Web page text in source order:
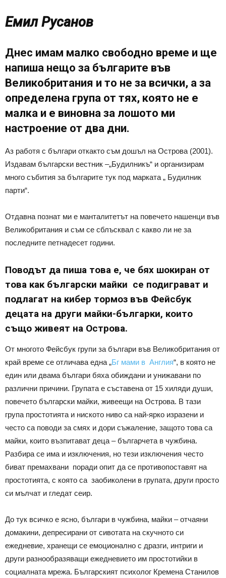
Емил Русанов
Днес имам малко свободно време и ще
напиша нещо за българите във
Великобритания и то не за всички, а за
определена група от тях, която не е
малка и е виновна за лошото ми
настроение от два дни.
Аз работя с българи откакто съм дошъл на Острова (2001).
Издавам български вестник –„Будилникъ“ и организирам
много събития за българите тук под марката „ Будилник
парти“.
Отдавна познат ми е манталитетът на повечето нашенци във
Великобритания и съм се сблъсквал с какво ли не за
последните петнадесет години.
Поводът да пиша това е, че бях шокиран от
това как български майки се подиграват и
подлагат на кибер тормоз във Фейсбук
децата на други майки-българки, които
също живеят на Острова.
От многото Фейсбук групи за българи във Великобритания от
край време се отличава една „Бг мами в Англия“, в която не
един или двама българи бяха обиждани и унижавани по
различни причини. Групата е съставена от 15 хиляди души,
повечето български майки, живеещи на Острова. В тази
група простотията и ниското ниво са най-ярко изразени и
често са поводи за смях и дори съжаление, защото това са
майки, които възпитават деца – българчета в чужбина.
Разбира се има и изключения, но тези изключения често
биват премахвани поради опит да се противопоставят на
простотията, с която са заобиколени в групата, други просто
си мълчат и гледат сеир.
До тук всичко е ясно, българи в чужбина, майки – отчаяни
домакини, депресирани от сивотата на скучното си
ежедневие, хранещи се емоционално с дразги, интриги и
други разнообразяващи ежедневието им простотийки в
социалната мрежа. Българският психолог Кремена Станилов